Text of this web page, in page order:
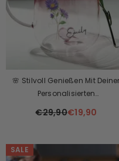
🌸 Stilvoll Genießen Mit Deiner
Personalisierten
Geburtsblumen-Tasse! 🌷 Ein
€29,90€19,90
SALE